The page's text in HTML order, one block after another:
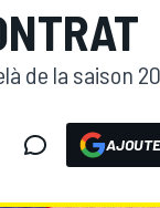
de la saison